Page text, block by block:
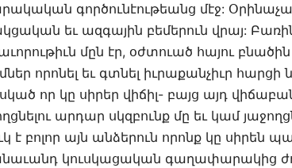
գործունէութեանց մէջ:
եւ ազգային բեմերուն վրայ:
մըն էր, օժտուած հայու
որոնել եւ գտնել իւրաքանչիւր
որ կը սիրեր վիճիլ- բայց այդ
արդար սկզբունք մը եւ կամ
է բոլոր այն անձերուն որոնք կը սիրեն
կուսկացական գաղափարակից